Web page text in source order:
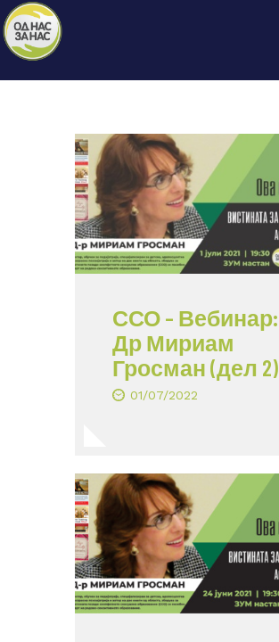
ЗА НАС
НАШЕ ПРАВО
ОБЈАВИ
ПРОЕКТИ
КОНТАКТ
ССО – Вебинар:
Др Мириам
Гросман (дел 2)
01/07/2022